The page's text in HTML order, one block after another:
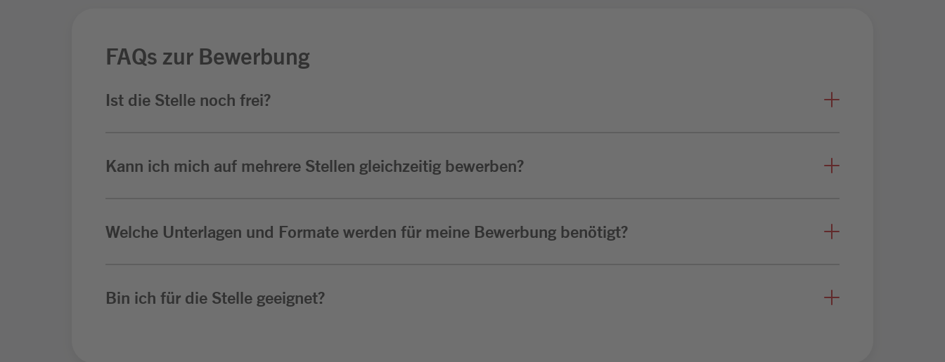
FAQs zur Bewerbung
Ist die Stelle noch frei?
Kann ich mich auf mehrere Stellen gleichzeitig bewerben?
Welche Unterlagen und Formate werden für meine Bewerbung benötigt?
Bin ich für die Stelle geeignet?